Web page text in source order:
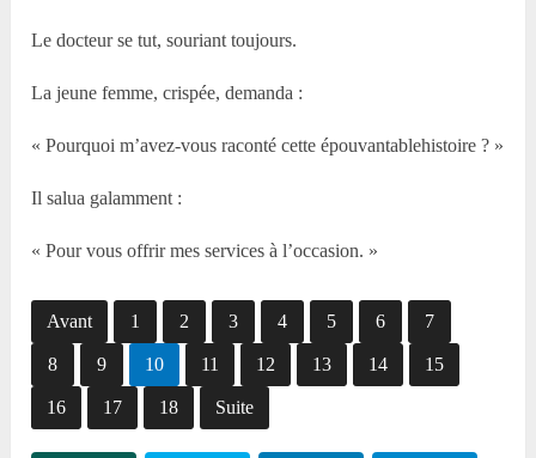
Le docteur se tut, souriant toujours.
La jeune femme, crispée, demanda :
« Pourquoi m’avez-vous raconté cette épouvantablehistoire ? »
Il salua galamment :
« Pour vous offrir mes services à l’occasion. »
Avant 1 2 3 4 5 6 7
8 9 10 11 12 13 14 15
16 17 18 Suite